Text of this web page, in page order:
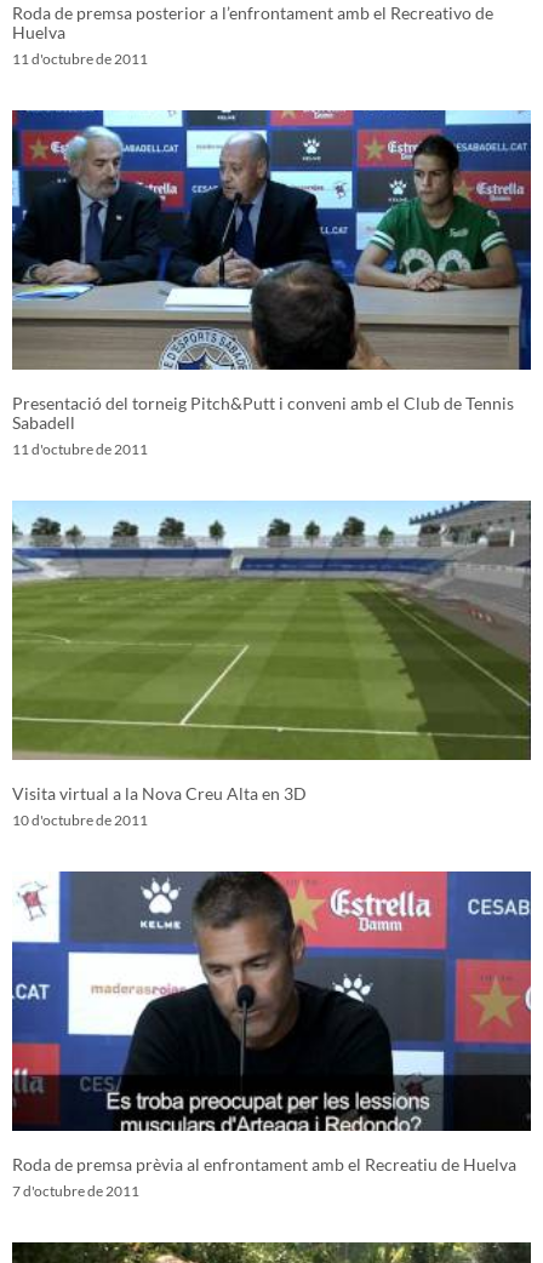
Roda de premsa posterior a l’enfrontament amb el Recreativo de
Huelva
11 d'octubre de 2011
Presentació del torneig Pitch&Putt i conveni amb el Club de Tennis
Sabadell
11 d'octubre de 2011
Visita virtual a la Nova Creu Alta en 3D
10 d'octubre de 2011
Roda de premsa prèvia al enfrontament amb el Recreatiu de Huelva
7 d'octubre de 2011